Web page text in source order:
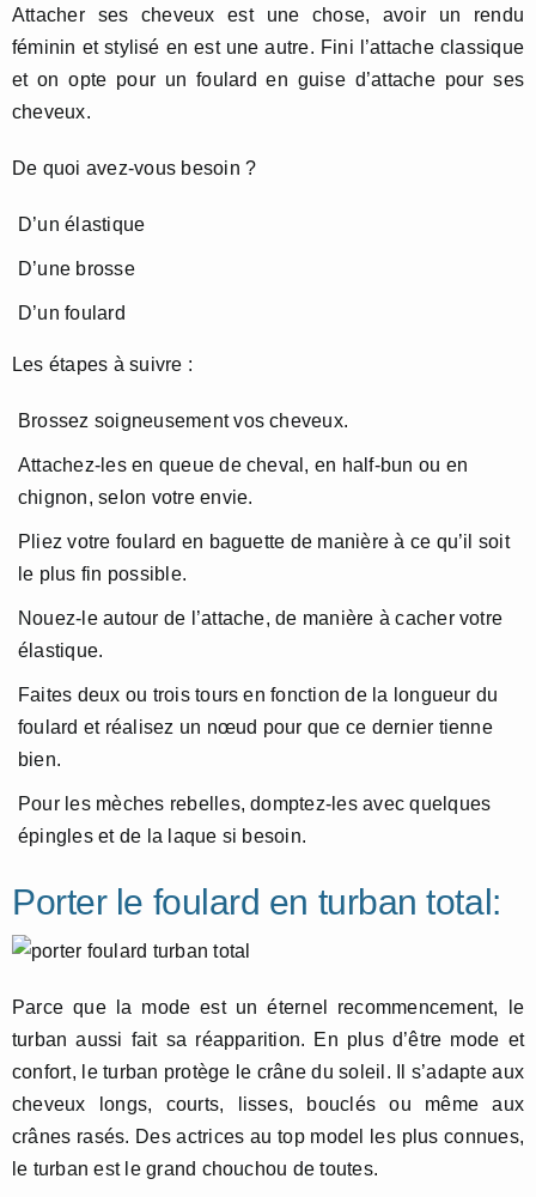
Attacher ses cheveux est une chose, avoir un rendu
féminin et stylisé en est une autre. Fini l’attache classique
et on opte pour un foulard en guise d’attache pour ses
cheveux.
De quoi avez-vous besoin ?
D’un élastique
D’une brosse
D’un foulard
Les étapes à suivre :
Brossez soigneusement vos cheveux.
Attachez-les en queue de cheval, en half-bun ou en
chignon, selon votre envie.
Pliez votre foulard en baguette de manière à ce qu’il soit
le plus fin possible.
Nouez-le autour de l’attache, de manière à cacher votre
élastique.
Faites deux ou trois tours en fonction de la longueur du
foulard et réalisez un nœud pour que ce dernier tienne
bien.
Pour les mèches rebelles, domptez-les avec quelques
épingles et de la laque si besoin.
Porter le foulard en turban total:
Parce que la mode est un éternel recommencement, le
turban aussi fait sa réapparition. En plus d’être mode et
confort, le turban protège le crâne du soleil. Il s’adapte aux
cheveux longs, courts, lisses, bouclés ou même aux
crânes rasés. Des actrices au top model les plus connues,
le turban est le grand chouchou de toutes.